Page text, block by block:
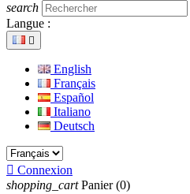
search
Langue :

English
Français
Español
Italiano
Deutsch
 Connexion
shopping_cart Panier (0)